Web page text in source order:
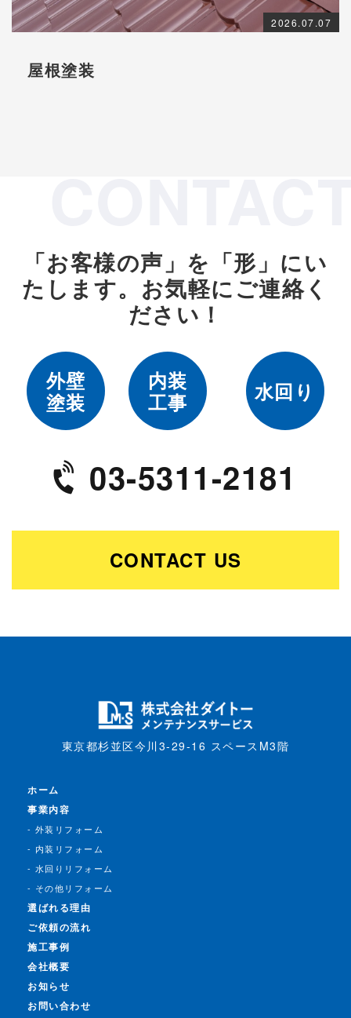
2026.07.07
屋根塗装
「お客様の声」を「形」にい
たします。 お気軽にご連絡く
ださい！
外壁
塗装
内装
工事
水回り
03-5311-2181
CONTACT US
東京都杉並区今川3-29-16 スペースM3階
ホーム
事業内容
外装リフォーム
内装リフォーム
水回りリフォーム
その他リフォーム
選ばれる理由
ご依頼の流れ
施工事例
会社概要
お知らせ
お問い合わせ